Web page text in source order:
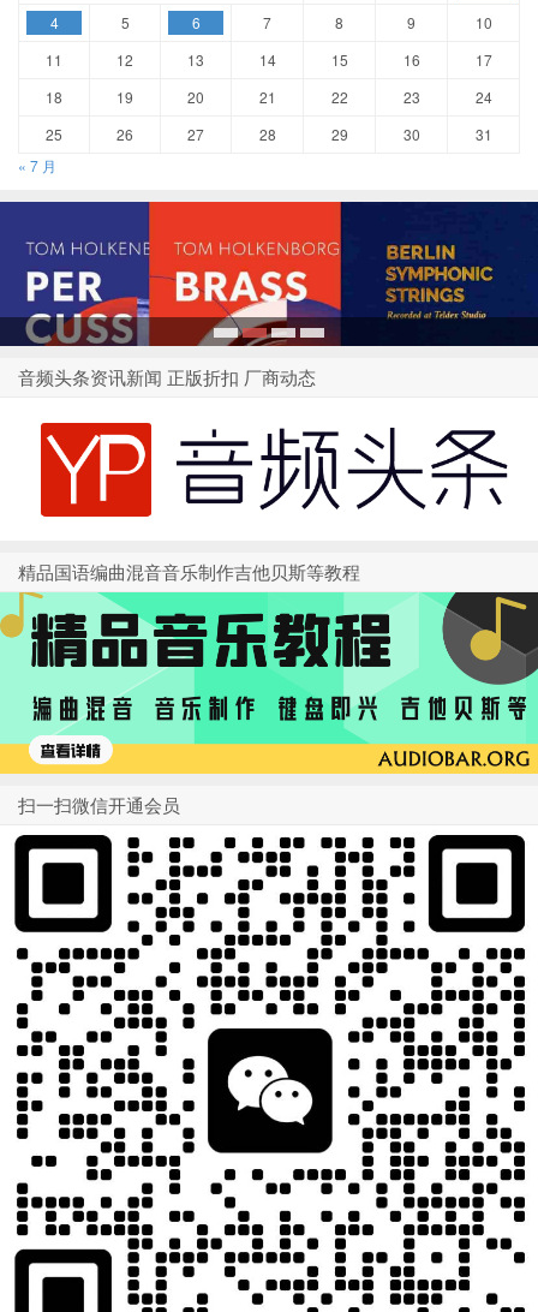
4
5 6 7 8 9
10
11
12 13 14 15 16
17
18
19 20 21 22 23
24
25
26 27 28 29 30
31
« 7 月
音频头条资讯新闻 正版折扣 厂商动态
精品国语编曲混音音乐制作吉他贝斯等教程
扫一扫微信开通会员